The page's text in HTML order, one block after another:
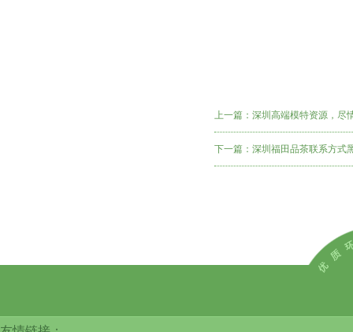
上一篇： 深圳高端模特资源，尽
下一篇： 深圳福田品茶联系方式